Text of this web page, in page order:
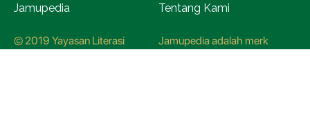
Jamupedia
© 2019 Yayasan Literasi
Tentang Kami
Jamupedia adalah merk